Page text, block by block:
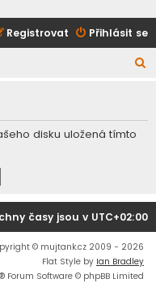
Přihlásit se
Registrovat
d
disku uložená tímto
časy jsou v UTC+02:00
© mujtank.cz 2009 - 2026
Flat Style by Ian Bradley
® Forum Software © phpBB Limited